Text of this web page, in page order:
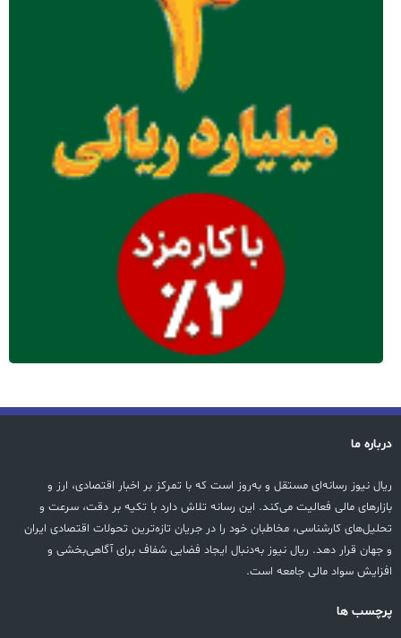
درباره ما
ریال نیوز رسانه‌ای مستقل و به‌روز است که با تمرکز بر اخبار اقتصادی، ارز و
بازارهای مالی فعالیت می‌کند. این رسانه تلاش دارد با تکیه بر دقت، سرعت و
تحلیل‌های کارشناسی، مخاطبان خود را در جریان تازه‌ترین تحولات اقتصادی ایران
و جهان قرار دهد. ریال نیوز به‌دنبال ایجاد فضایی شفاف برای آگاهی‌بخشی و
افزایش سواد مالی جامعه است.
پرچسب ها